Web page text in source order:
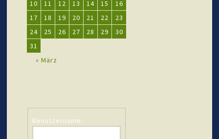
10
11 12 13 14 15
16
17
18 19 20 21 22
23
24
25 26 27 28 29
30
31
« März
Benutzername: